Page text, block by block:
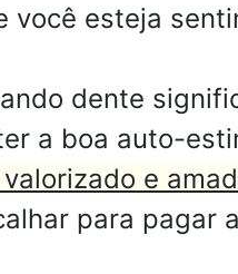
você esteja
dente
a boa auto-
e
para pagar